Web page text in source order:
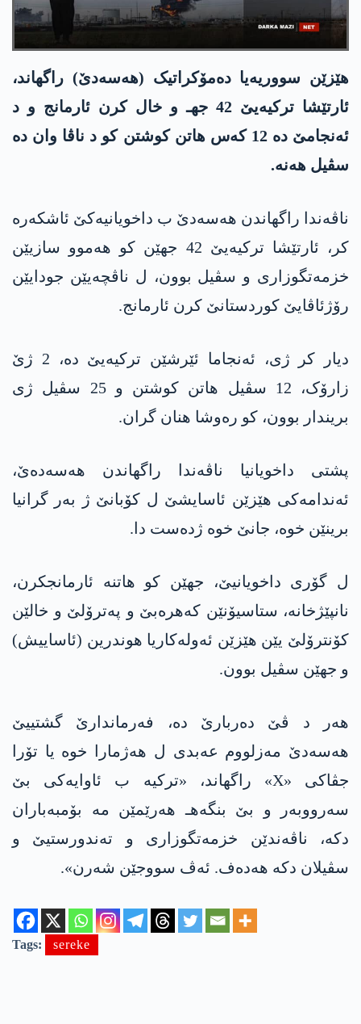
هێزێن سووریەیا دەمۆکراتیک (هه‌سه‌دێ‌) راگهاند،
ئارتێشا ترکیەیێ 42 جهـ و خال کرن ئارمانج و د
ئەنجامێ دە 12 کەس هاتن کوشتن کو د ناڤا وان دە
سڤیل هەنە.
ناڤەندا راگهاندن هه‌سه‌دێ ب داخویانیەکێ ئاشکەرە
کر، ئارتێشا ترکیەیێ 42 جهێن کو هەموو سازیێن
خزمەتگوزاری و سڤیل بوون، ل ناڤچەیێن جودایێن
رۆژئاڤایێ کوردستانێ کرن ئارمانج.
دیار کر ژی، ئەنجاما ئێرشێن ترکیەیێ دە، 2 ژێ
زارۆک، 12 سڤیل هاتن کوشتن و 25 سڤیل ژی
بریندار بوون، کو رەوشا هنان گران.
پشتی داخویانیا ناڤەندا راگهاندن هه‌سه‌ده‌ێ،
ئەندامەکی هێزێن ئاسایشێ ل کۆبانێ ژ بەر گرانیا
برینێن خوە، جانێ خوە ژدەست دا.
ل گۆری داخویانیێ، جهێن کو هاتنە ئارمانجکرن،
نانپێژخانە، ستاسیۆنێن کەهرەبێ و پەترۆلێ و خالێن
کۆنترۆلێ یێن هێزێن ئەولەکاریا هوندرین (ئاساییش)
و جهێن سڤیل بوون.
هەر د ڤێ دەربارێ دە، فەرماندارێ گشتییێ
هه‌سه‌دێ مەزلووم عەبدی ل هەژمارا خوە یا تۆرا
جڤاکی «X» راگهاند، «ترکیە ب ئاوایەکی بێ
سەرووبەر و بێ بنگەهـ هەرێمێن مە بۆمبەباران
دکە، ناڤەندێن خزمەتگوزاری و تەندورستیێ و
سڤیلان دکە هەدەف. ئەڤ سووجێن شەرن».
Tags: sereke